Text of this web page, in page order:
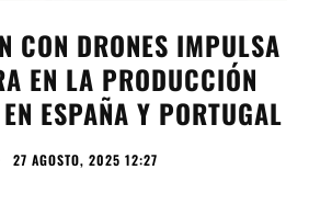
CON DRONES IMPULSA
EN LA PRODUCCIÓN
ESPAÑA Y PORTUGAL
27 AGOSTO, 2025 12:27